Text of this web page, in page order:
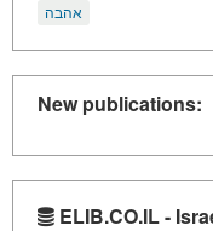
אהבה
New publications:
ELIB.CO.IL -